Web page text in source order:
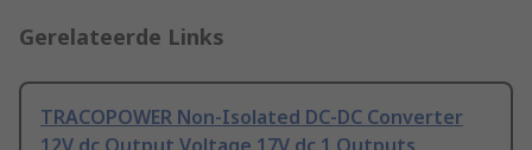
Gerelateerde Links
TRACOPOWER Non-Isolated DC-DC Converter